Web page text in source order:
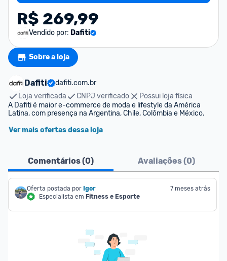
R$ 269,99
Vendido por: Dafiti
Sobre a loja
Dafiti
dafiti.com.br
Loja verificada
CNPJ verificado
Possui loja física
A Dafiti é maior e-commerce de moda e lifestyle da América
Latina, com presença na Argentina, Chile, Colômbia e México.
Ver mais ofertas dessa loja
Comentários (0) Avaliações (0)
Oferta postada por Igor
Especialista em Fitness e Esporte
7 meses atrás